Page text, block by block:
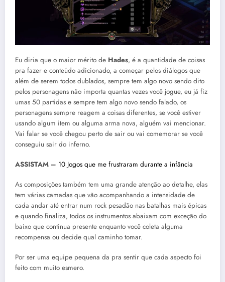
Eu diria que o maior mérito de Hades, é a quantidade de coisas
pra fazer e conteúdo adicionado, a começar pelos diálogos que
além de serem todos dublados, sempre tem algo novo sendo dito
pelos personagens não importa quantas vezes você jogue, eu já fiz
umas 50 partidas e sempre tem algo novo sendo falado, os
personagens sempre reagem a coisas diferentes, se você estiver
usando algum item ou alguma arma nova, alguém vai mencionar.
Vai falar se você chegou perto de sair ou vai comemorar se você
conseguiu sair do inferno.
ASSISTAM – 10 Jogos que me frustraram durante a infância
As composições também tem uma grande atenção ao detalhe, elas
tem várias camadas que vão acompanhando a intensidade de
cada andar até entrar num rock pesadão nas batalhas mais épicas
e quando finaliza, todos os instrumentos abaixam com exceção do
baixo que continua presente enquanto você coleta alguma
recompensa ou decide qual caminho tomar.
Por ser uma equipe pequena da pra sentir que cada aspecto foi
feito com muito esmero.